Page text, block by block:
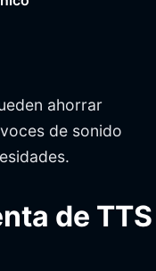
ahorrar
de sonido
de TTS